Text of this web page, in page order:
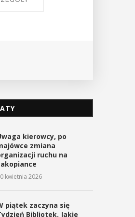
kierowcy, po
zmiana
ruchu na
kwietnia 2026
piątek zaczyna się
Bibliotek. Jakie